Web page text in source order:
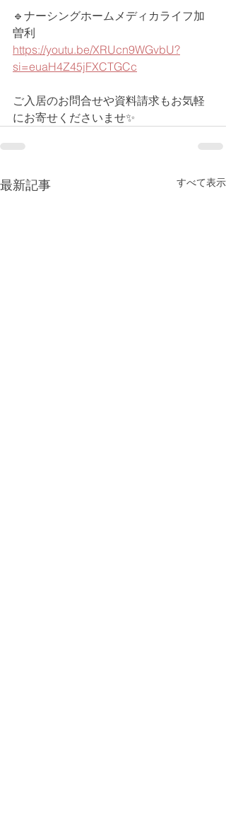
🔹ナーシングホームメディカライフ加
曽利
https://youtu.be/XRUcn9WGvbU?
si=euaH4Z45jFXCTGCc
ご入居のお問合せや資料請求もお気軽
にお寄せくださいませ✨
最新記事 すべて表示